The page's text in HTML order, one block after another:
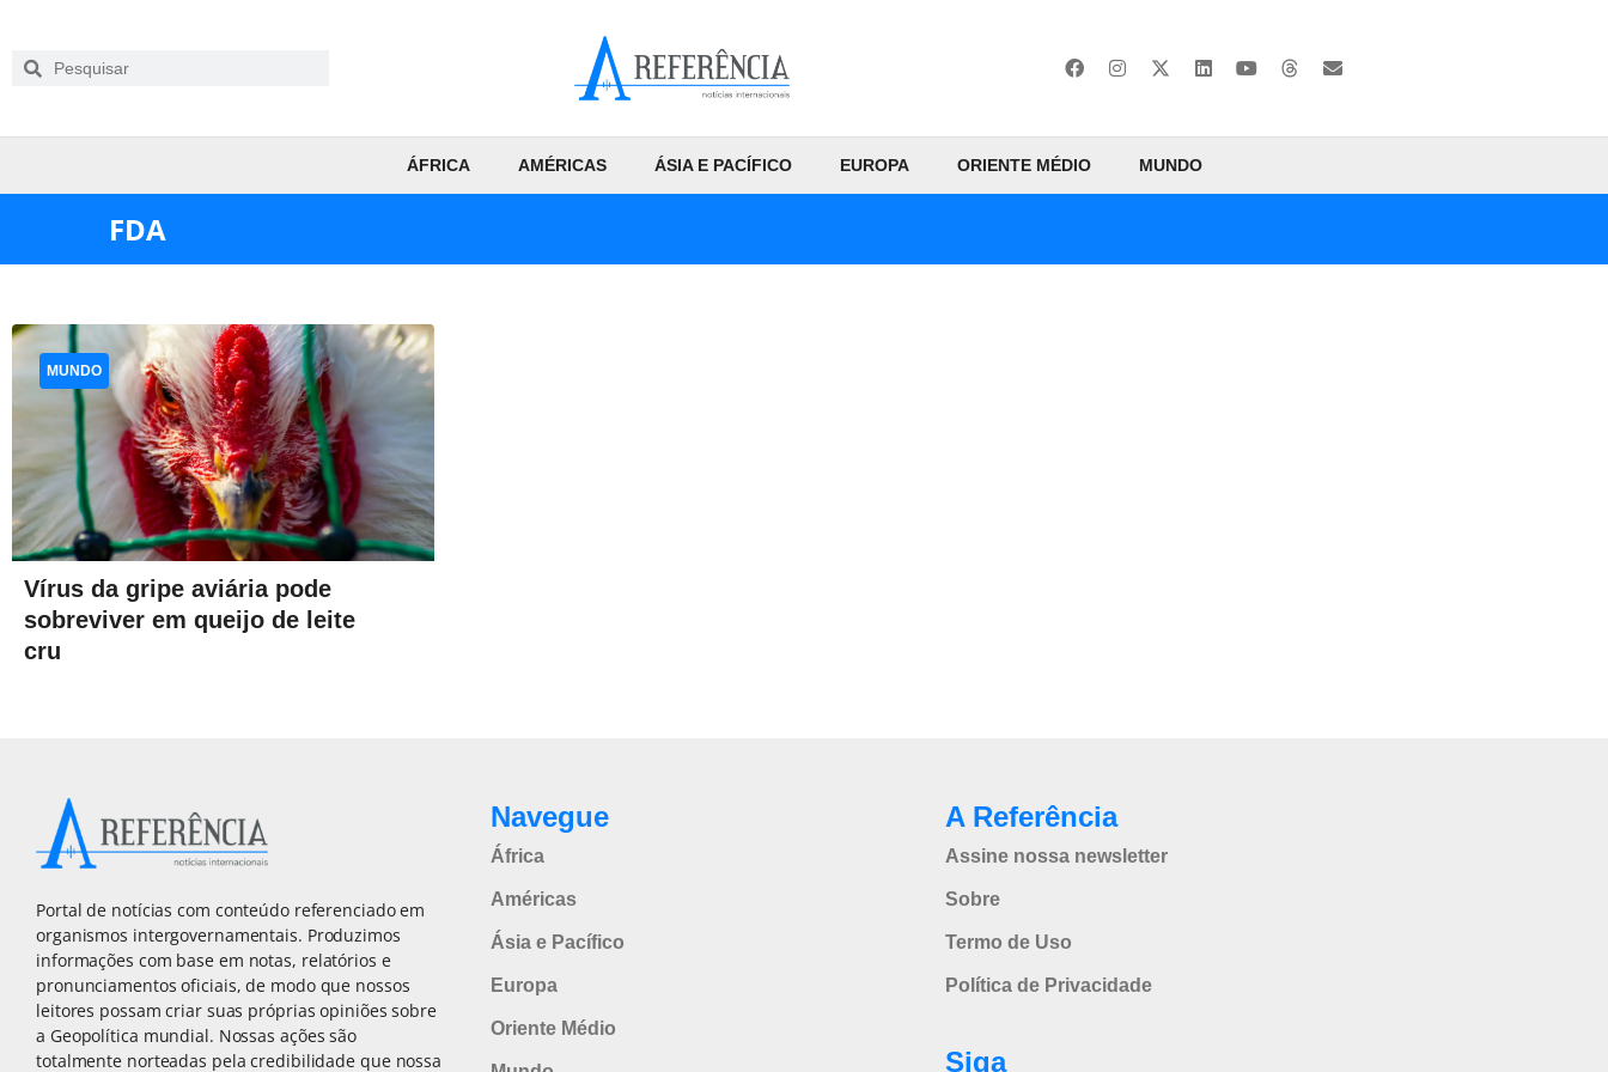
ÁFRICA AMÉRICAS ÁSIA E PACÍFICO EUROPA ORIENTE MÉDIO MUNDO
FDA
Vírus da gripe aviária pode
sobreviver em queijo de leite
cru
MUNDO
Portal de notícias com conteúdo referenciado em
organismos intergovernamentais. Produzimos
informações com base em notas, relatórios e
pronunciamentos oficiais, de modo que nossos
leitores possam criar suas próprias opiniões sobre
a Geopolítica mundial. Nossas ações são
totalmente norteadas pela credibilidade que nossa
Navegue
África
Américas
Ásia e Pacífico
Europa
Oriente Médio
A Referência
Assine nossa newsletter
Sobre
Termo de Uso
Política de Privacidade
Siga